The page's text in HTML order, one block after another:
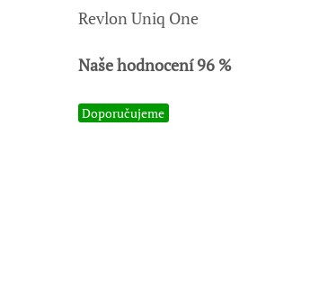
Revlon Uniq One
Naše hodnocení 96 %
Doporučujeme